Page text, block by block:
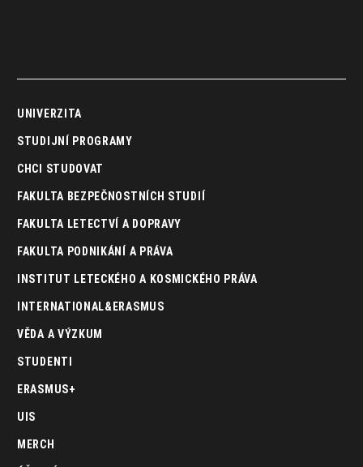
UNIVERZITA
STUDIJNÍ PROGRAMY
CHCI STUDOVAT
FAKULTA BEZPEČNOSTNÍCH STUDIÍ
FAKULTA LETECTVÍ A DOPRAVY
FAKULTA PODNIKÁNÍ A PRÁVA
INSTITUT LETECKÉHO A KOSMICKÉHO PRÁVA
INTERNATIONAL&ERASMUS
VĚDA A VÝZKUM
STUDENTI
ERASMUS+
UIS
MERCH